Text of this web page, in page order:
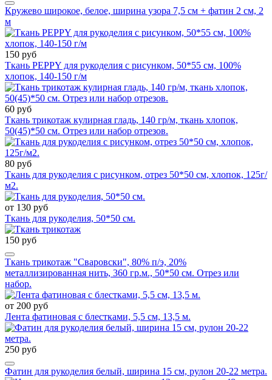
Кружево широкое, белое, ширина узора 7,5 см + фатин 2 см, 2
м
150 руб
Ткань PEPPY для рукоделия с рисунком, 50*55 см, 100%
хлопок, 140-150 г/м
60 руб
Ткань трикотаж кулирная гладь, 140 гр/м, ткань хлопок,
50(45)*50 см. Отрез или набор отрезов.
80 руб
Ткань для рукоделия с рисунком, отрез 50*50 см, хлопок, 125г/
м2.
от 130 руб
Ткань для рукоделия, 50*50 см.
150 руб
Ткань трикотаж "Сваровски", 80% п/э, 20%
металлизированная нить, 360 гр.м., 50*50 см. Отрез или
набор.
от 200 руб
Лента фатиновая с блестками, 5,5 см, 13,5 м.
250 руб
Фатин для рукоделия белый, ширина 15 см, рулон 20-22 метра.